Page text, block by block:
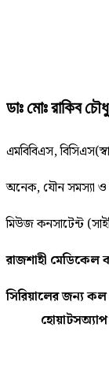
ডাঃ মোঃ রাকিব
এমবিবিএস,
অনেক, যৌন সমস্যা ও
মিউজ কনসাটেন্ট
রাজশাহী
সিরিয়ালের জন্য
হোয়াটসঅ্যাপ